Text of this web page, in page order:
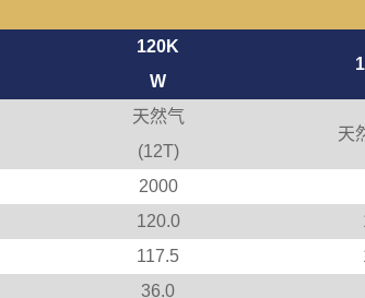
120K
W
天然气
(12T)
天
2000
120.0
117.5
36.0